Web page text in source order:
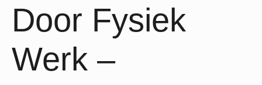
Door Fysiek
Werk –